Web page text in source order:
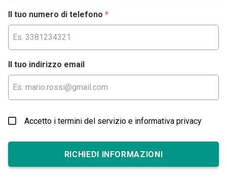
Il tuo numero di telefono *
Il tuo indirizzo email
Accetto i termini del servizio e informativa privacy
RICHIEDI INFORMAZIONI